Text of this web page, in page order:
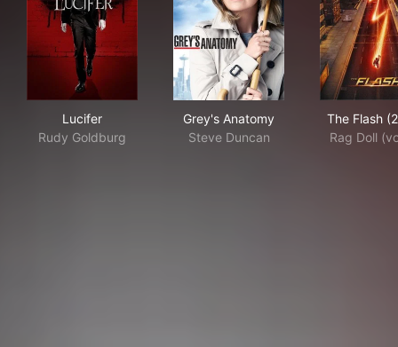
Lucifer
Rudy Goldburg
Grey's Anatomy
Steve Duncan
The Flash
Rag Doll